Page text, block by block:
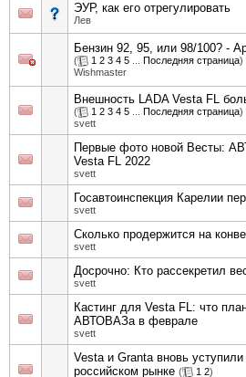
ЭУР, как его отрегулировать
Лев
Бензин 92, 95, или 98/100? -
( 1 2 3 4 5 Последняя страница)
Wishmaster
Внешность LADA Vesta FL
( 1 2 3 4 5 Последняя страница)
svett
Первые фото новой Весты:
Vesta FL 2022
svett
Госавтоинспекция Карелии
svett
Сколько продержится на
svett
Досрочно: Кто рассекретил
svett
Кастинг для Vesta FL: что
АВТОВАЗа в феврале
svett
Vesta и Granta вновь
российском рынке ( 1 2)